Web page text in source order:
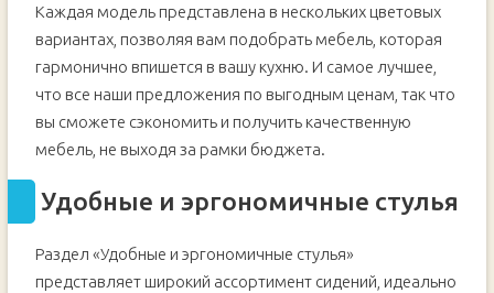
Каждая модель представлена в нескольких цветовых
вариантах, позволяя вам подобрать мебель, которая
гармонично впишется в вашу кухню. И самое лучшее,
что все наши предложения по выгодным ценам, так что
вы сможете сэкономить и получить качественную
мебель, не выходя за рамки бюджета.
Удобные и эргономичные стулья
Раздел «Удобные и эргономичные стулья»
представляет широкий ассортимент сидений, идеально